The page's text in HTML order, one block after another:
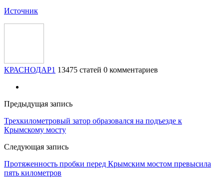
Источник
КРАСНОДАР1 13475 статей 0 комментариев
Предыдущая запись
​Трехкилометровый затор образовался на подъезде к
Крымскому мосту
Следующая запись
Протяженность пробки перед Крымским мостом превысила
пять километров